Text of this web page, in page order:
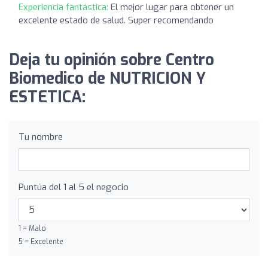
Experiencia fantástica: El mejor lugar para obtener un
excelente estado de salud. Super recomendando
Deja tu opinión sobre Centro
Biomedico de NUTRICION Y
ESTETICA:
Tu nombre
Puntúa del 1 al 5 el negocio
1 = Malo
5 = Excelente